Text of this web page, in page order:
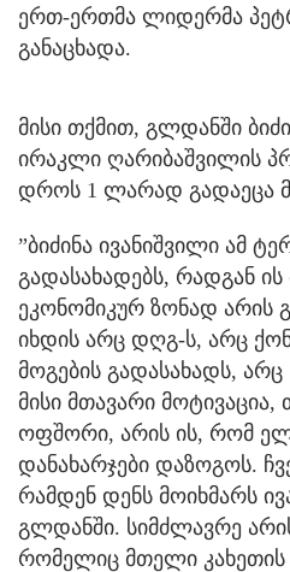
ერთ-ერთმა ლიდერმა
განაცხადა.
მისი თქმით, გლდანში
ირაკლი ღარიბაშვილის
დროს 1 ლარად გადაეცა
”ბიძინა ივანიშვილი ამ
გადასახადებს, რადგან
ეკონომიკურ ზონად არის
იხდის არც დღგ-ს, არც
მოგების გადასახადს,
მისი მთავარი
ოფშორი, არის ის, რომ
დანახარჯები დაზოგოს.
რამდენ დენს მოიხმარს
გლდანში. სიმძლავრე
რომელიც მთელი კახეთის